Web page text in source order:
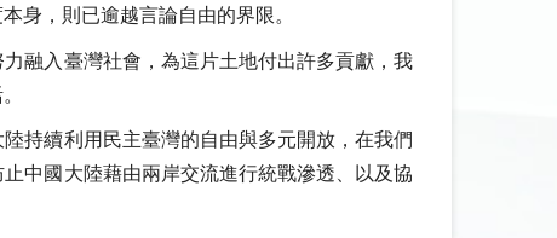
身，則已逾越言論自由的界限。
融入臺灣社會，為這片土地付出許多貢獻，我
持續利用民主臺灣的自由與多元開放，在我們
中國大陸藉由兩岸交流進行統戰滲透、以及協